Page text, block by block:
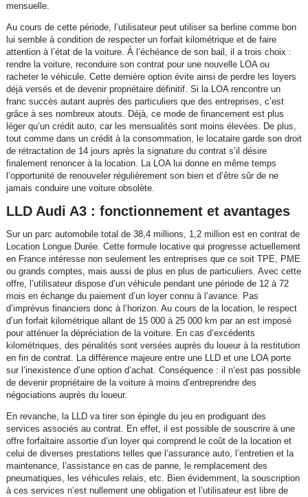
mensuelle.
Au cours de cette période, l’utilisateur peut utiliser sa berline comme bon
lui semble à condition de respecter un forfait kilométrique et de faire
attention à l’état de la voiture. À l’échéance de son bail, il a trois choix :
rendre la voiture, reconduire son contrat pour une nouvelle LOA ou
racheter le véhicule. Cette dernière option évite ainsi de perdre les loyers
déjà versés et de devenir propriétaire définitif. Si la LOA rencontre un
franc succès autant auprès des particuliers que des entreprises, c’est
grâce à ses nombreux atouts. Déjà, ce mode de financement est plus
léger qu’un crédit auto, car les mensualités sont moins élevées. De plus,
tout comme dans un crédit à la consommation, le locataire garde son droit
de rétractation de 14 jours après la signature du contrat s’il désire
finalement renoncer à la location. La LOA lui donne en même temps
l’opportunité de renouveler régulièrement son bien et d’être sûr de ne
jamais conduire une voiture obsolète.
LLD Audi A3 : fonctionnement et avantages
Sur un parc automobile total de 38,4 millions, 1,2 million est en contrat de
Location Longue Durée. Cette formule locative qui progresse actuellement
en France intéresse non seulement les entreprises que ce soit TPE, PME
ou grands comptes, mais aussi de plus en plus de particuliers. Avec cette
offre, l’utilisateur dispose d’un véhicule pendant une période de 12 à 72
mois en échange du paiement d’un loyer connu à l’avance. Pas
d’imprévus financiers donc à l’horizon. Au cours de la location, le respect
d’un forfait kilométrique allant de 15 000 à 25 000 km par an est imposé
pour atténuer la dépréciation de la voiture. En cas d’excédents
kilométriques, des pénalités sont versées auprès du loueur à la restitution
en fin de contrat. La différence majeure entre une LLD et une LOA porte
sur l’inexistence d’une option d’achat. Conséquence : il n’est pas possible
de devenir propriétaire de la voiture à moins d’entreprendre des
négociations auprès du loueur.
En revanche, la LLD va tirer son épingle du jeu en prodiguant des
services associés au contrat. En effet, il est possible de souscrire à une
offre forfaitaire assortie d’un loyer qui comprend le coût de la location et
celui de diverses prestations telles que l’assurance auto, l’entretien et la
maintenance, l’assistance en cas de panne, le remplacement des
pneumatiques, les véhicules relais, etc. Bien évidemment, la souscription
à ces services n’est nullement une obligation et l’utilisateur est libre de